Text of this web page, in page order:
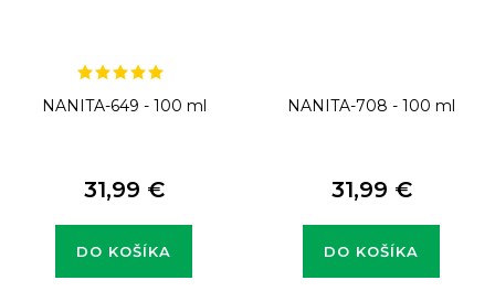
NANITA-649 - 100 ml
31,99 €
DO KOŠÍKA
NANITA-708 - 100 ml
31,99 €
DO KOŠÍKA